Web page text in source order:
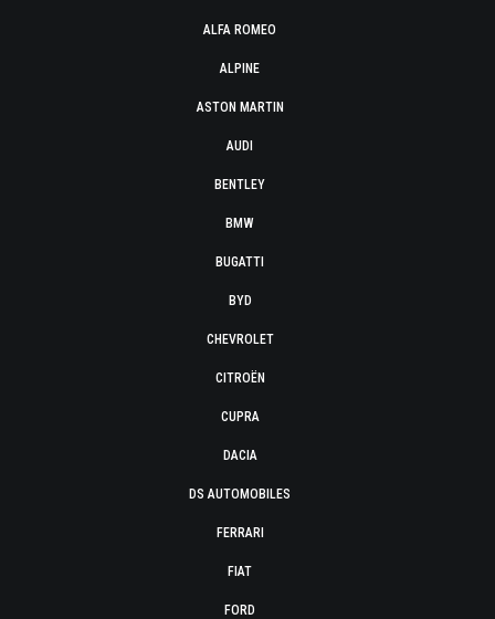
ALFA ROMEO
ALPINE
ASTON MARTIN
AUDI
BENTLEY
BMW
BUGATTI
BYD
CHEVROLET
CITROËN
CUPRA
DACIA
DS AUTOMOBILES
FERRARI
FIAT
FORD